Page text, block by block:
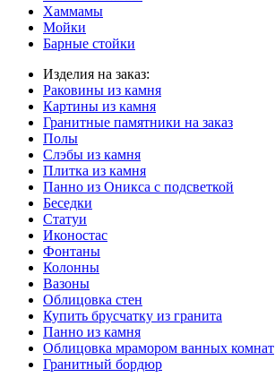
Хаммамы
Мойки
Барные стойки
Изделия на заказ:
Раковины из камня
Картины из камня
Гранитные памятники на заказ
Полы
Слэбы из камня
Плитка из камня
Панно из Оникса с подсветкой
Беседки
Статуи
Иконостас
Фонтаны
Колонны
Вазоны
Облицовка стен
Купить брусчатку из гранита
Панно из камня
Облицовка мрамором ванных комнат
Гранитный бордюр